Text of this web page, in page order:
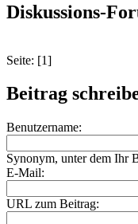
Diskussions-
Seite: [1]
Beitrag
Benutzername:
Synonym, unter dem Ihr
E-Mail:
URL zum Beitrag: